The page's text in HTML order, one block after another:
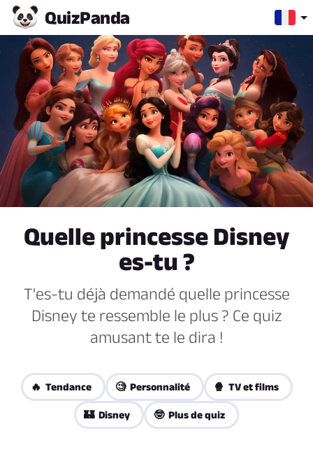
QuizPanda
Quelle princesse Disney
es-tu ?
T'es-tu déjà demandé quelle princesse
Disney te ressemble le plus ? Ce quiz
amusant te le dira !
🔥 Tendance 🧐 Personnalité 🍿 TV et films
🏰 Disney 🤓 Plus de quiz